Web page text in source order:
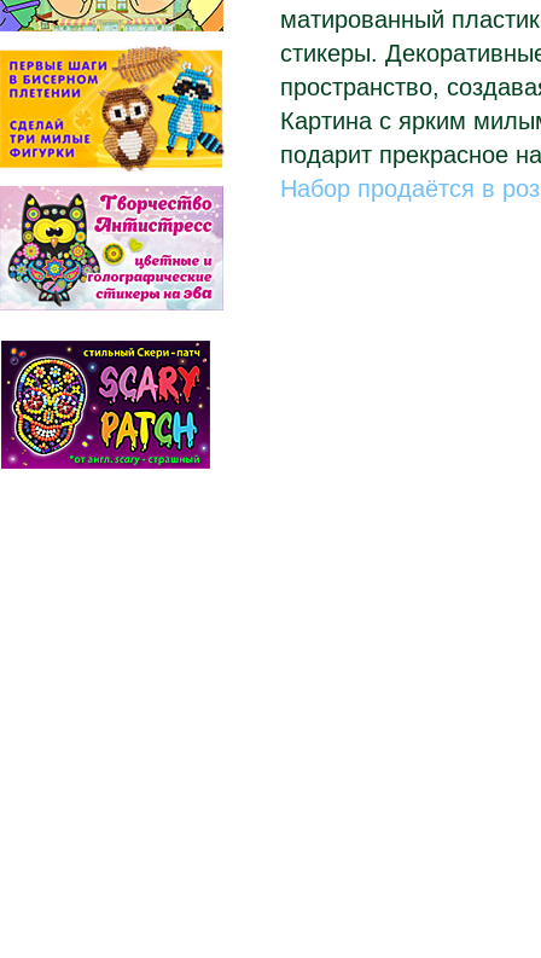
матированный
стикеры.
пространство,
Картина с ярким
подарит прекрасное
Набор продаётся в